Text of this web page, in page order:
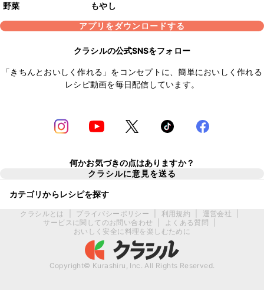
野菜
もやし
アプリをダウンロードする
クラシルの公式SNSをフォロー
「きちんとおいしく作れる」をコンセプトに、簡単においしく作れる
レシピ動画を毎日配信しています。
何かお気づきの点はありますか？
クラシルに意見を送る
カテゴリからレシピを探す
クラシルとは プライバシーポリシー 利用規約 運営会社
サービスに関してのお問い合わせ
よくある質問
おいしく安全に料理を楽しむために
Copyright© Kurashiru, Inc. All Rights Reserved.